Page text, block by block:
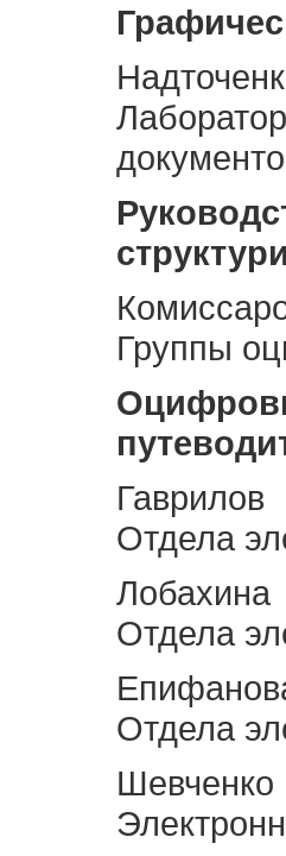
Группы
Отдела
Отдела
Отдела